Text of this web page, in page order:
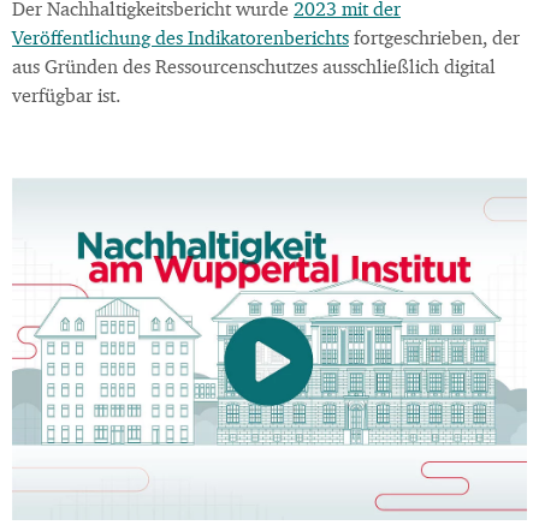
Der Nachhaltigkeitsbericht wurde 2023 mit der
Veröffentlichung des Indikatorenberichts fortgeschrieben, der
aus Gründen des Ressourcenschutzes ausschließlich digital
verfügbar ist.